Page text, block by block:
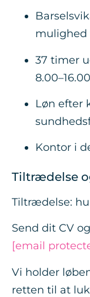
mulighed
37 timer
8.00–16.00
Løn efter
Kontor i
Tiltrædelse
Tiltrædelse:
Send dit CV
[email
Vi holder
retten til at